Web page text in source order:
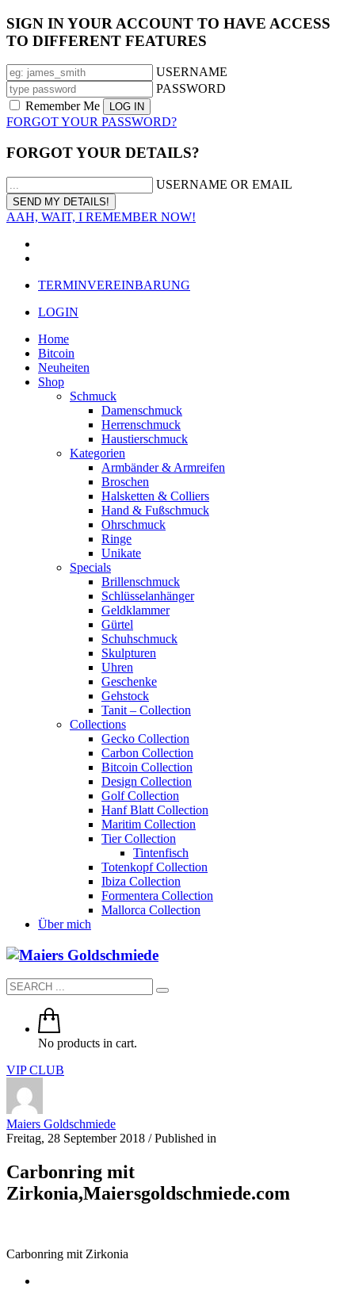
SIGN IN YOUR ACCOUNT TO HAVE ACCESS
TO DIFFERENT FEATURES
USERNAME
PASSWORD
Remember Me
FORGOT YOUR PASSWORD?
FORGOT YOUR DETAILS?
USERNAME OR EMAIL
AAH, WAIT, I REMEMBER NOW!
TERMINVEREINBARUNG
LOGIN
Home
Bitcoin
Neuheiten
Shop
Schmuck
Damenschmuck
Herrenschmuck
Haustierschmuck
Kategorien
Armbänder & Armreifen
Broschen
Halsketten & Colliers
Hand & Fußschmuck
Ohrschmuck
Ringe
Unikate
Specials
Brillenschmuck
Schlüsselanhänger
Geldklammer
Gürtel
Schuhschmuck
Skulpturen
Uhren
Geschenke
Gehstock
Tanit – Collection
Collections
Gecko Collection
Carbon Collection
Bitcoin Collection
Design Collection
Golf Collection
Hanf Blatt Collection
Maritim Collection
Tier Collection
Tintenfisch
Totenkopf Collection
Ibiza Collection
Formentera Collection
Mallorca Collection
Über mich
No products in cart.
VIP CLUB
Maiers Goldschmiede
Freitag, 28 September 2018 /Published in
Carbonring mit
Zirkonia,Maiersgoldschmiede.com
Carbonring mit Zirkonia